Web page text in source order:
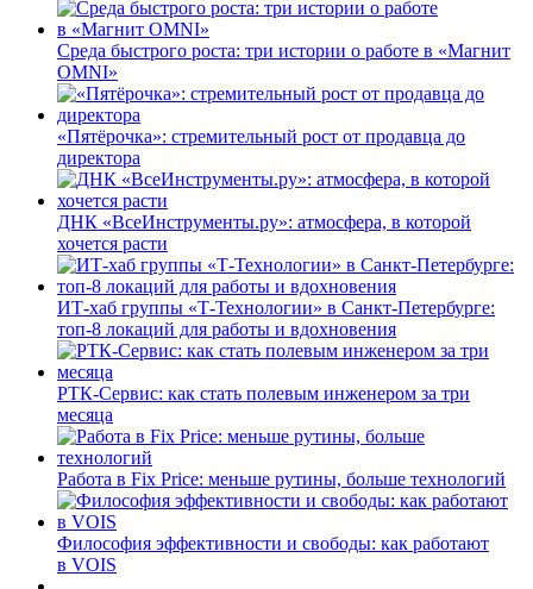
Среда быстрого роста: три истории о работе в «Магнит
OMNI»
«Пятёрочка»: стремительный рост от продавца до
директора
ДНК «ВсеИнструменты.ру»: атмосфера, в которой
хочется расти
ИТ-хаб группы «Т-Технологии» в Санкт-Петербурге:
топ-8 локаций для работы и вдохновения
РТК-Сервис: как стать полевым инженером за три
месяца
Работа в Fix Price: меньше рутины, больше технологий
Философия эффективности и свободы: как работают
в VOIS